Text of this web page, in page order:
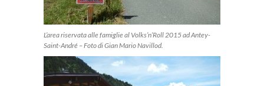
L’area riservata alle famiglie al Volks’n’Roll 2015 ad Antey-
Saint-André – Foto di Gian Mario Navillod.